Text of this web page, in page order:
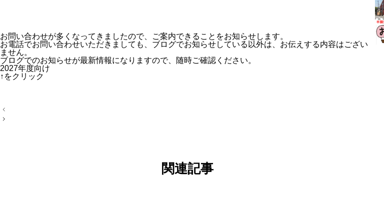
お問い合わせが多くなってきましたので、ご案内できることをお知らせします。
お電話でお問い合わせいただきましても、ブログでお知らせしている以外は、お伝えする内容はござい
ません。
ブログでのお知らせが最新情報になりますので、随時ご確認ください。
2027年度向け
↑をクリック
投
稿
関連記事